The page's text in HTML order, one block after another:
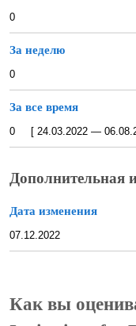
0
За неделю
0
За все время
0 [ 24.03.2022 —
Дополнительная
Дата изменения
07.12.2022
Как вы